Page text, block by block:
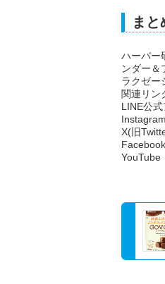
まと
ハーバー
ンダー＆
ラクゼー
関連リン
LINE公式
Instagram
X(旧
Facebook
YouTube